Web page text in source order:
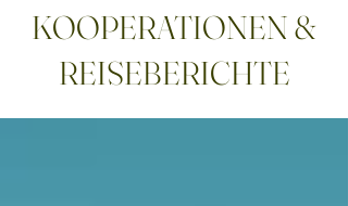
KOOPERATIONEN &
REISEBERICHTE